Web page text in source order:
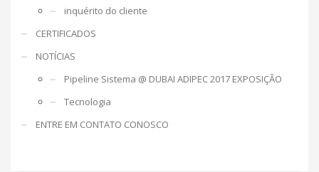
inquérito do cliente
CERTIFICADOS
NOTÍCIAS
Pipeline Sistema @ DUBAI ADIPEC 2017 EXPOSIÇÃO
Tecnologia
ENTRE EM CONTATO CONOSCO